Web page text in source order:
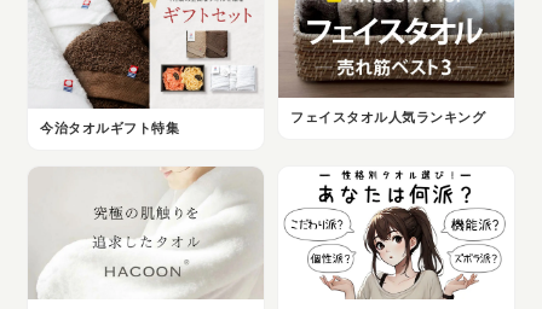
今治タオルギフト特集
フェイスタオル人気ランキング